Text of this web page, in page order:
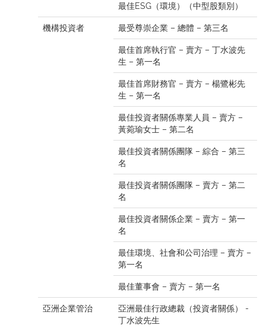
最佳ESG（環境）（中型股類別）
機構投資者 最受尊崇企業 – 總體 – 第三名
最佳首席執行官 – 賣方 – 丁水波先
生 – 第一名
最佳首席財務官 – 賣方 – 楊鷺彬先
生 – 第一名
最佳投資者關係專業人員 – 賣方 –
黃菀瑜女士 – 第二名
最佳投資者關係團隊 – 綜合 – 第三
名
最佳投資者關係團隊 – 賣方 – 第二
名
最佳投資者關係企業 – 賣方 – 第一
名
最佳環境、社會和公司治理 – 賣方 –
第一名
最佳董事會 – 賣方 – 第一名
亞洲企業管治
亞洲最佳行政總裁（投資者關係） -
丁水波先生